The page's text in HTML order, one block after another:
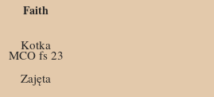
Faith
Kotka
MCO fs 23
Zajęta